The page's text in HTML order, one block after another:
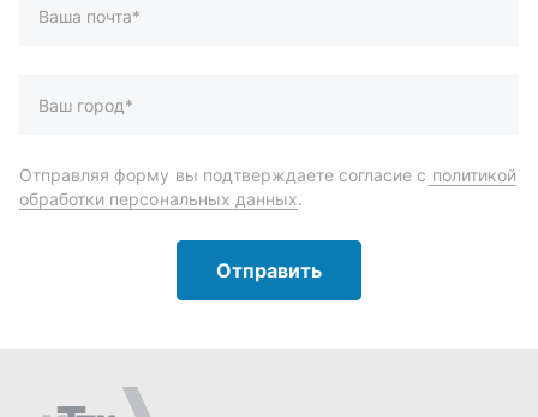
Автозапчасти и комплектующие
Масла и автохимия